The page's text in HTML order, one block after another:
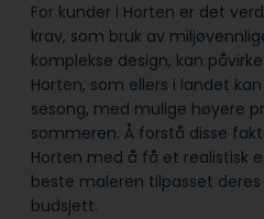
For kunder i Horten er det
krav, som bruk av
komplekse design, kan
Horten, som ellers i landet
sesong, med mulige høyere
sommeren. Å forstå disse
Horten med å få et realistisk
beste maleren tilpasset
budsjett.